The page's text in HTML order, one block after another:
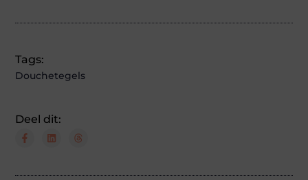
Tags:
Douchetegels
Deel dit: